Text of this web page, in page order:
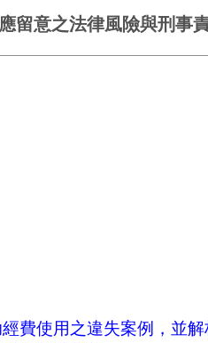
留意之法律風險與刑事
費使用之違失案例，並